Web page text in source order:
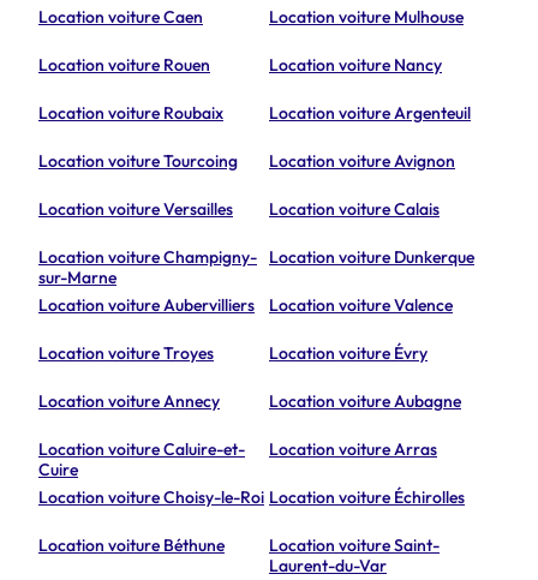
Location voiture Caen Location voiture Mulhouse
Location voiture Rouen Location voiture Nancy
Location voiture Roubaix Location voiture Argenteuil
Location voiture Tourcoing Location voiture Avignon
Location voiture Versailles Location voiture Calais
Location voiture Champigny-
sur-Marne
Location voiture Dunkerque
Location voiture Aubervilliers Location voiture Valence
Location voiture Troyes Location voiture Évry
Location voiture Annecy Location voiture Aubagne
Location voiture Caluire-et-
Cuire
Location voiture Arras
Location voiture Choisy-le-Roi Location voiture Échirolles
Location voiture Béthune
Location voiture Saint-
Laurent-du-Var